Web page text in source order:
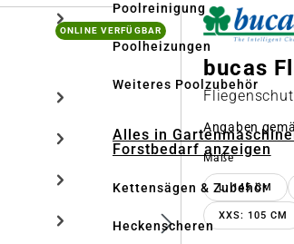
Poolreinigung
Poolheizungen
Weiteres Poolzubehör
Alles in
Forstbedarf anzeigen
Kettensägen & Zubehör
Heckenscheren
ONLINE VERFÜGBAR
bucas
Angaben
Maßeauswählen
L: 145 CM
XXS: 105 CM